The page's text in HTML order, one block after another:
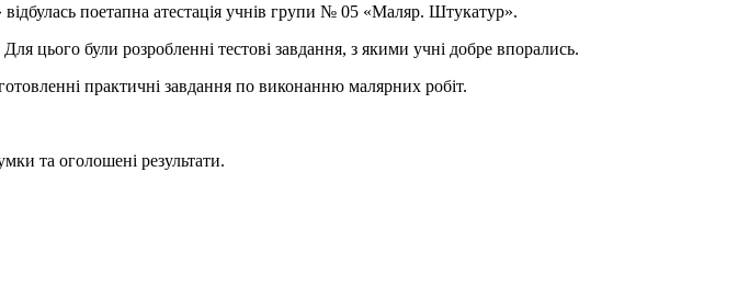
поетапна атестація учнів групи № 05 «Маляр. Штукатур».
цього були розробленні тестові завдання, з якими учні добре впорались.
практичні завдання по виконанню малярних робіт.
та оголошені результати.